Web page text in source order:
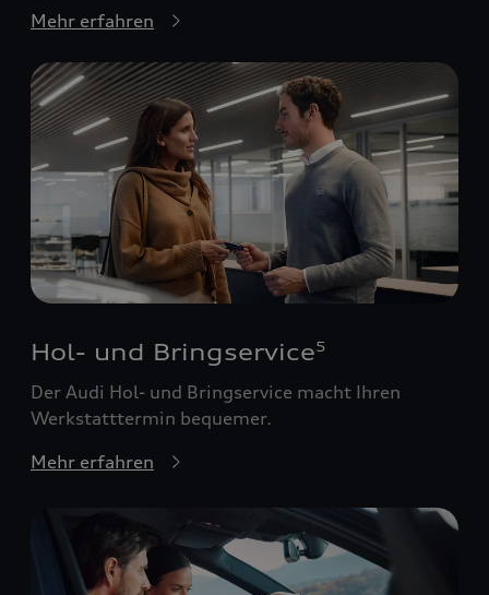
Mehr erfahren
Hol- und Bringservice5
Der Audi Hol- und Bringservice macht Ihren
Werkstatttermin bequemer.
Mehr erfahren